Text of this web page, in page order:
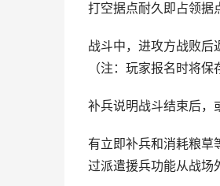
打空据点耐久即占领据
战斗中，进攻方战败后
（注：玩家报名时将
补兵说明战斗结束后，
有立即补兵和消耗粮草
过派遣援兵功能从战场